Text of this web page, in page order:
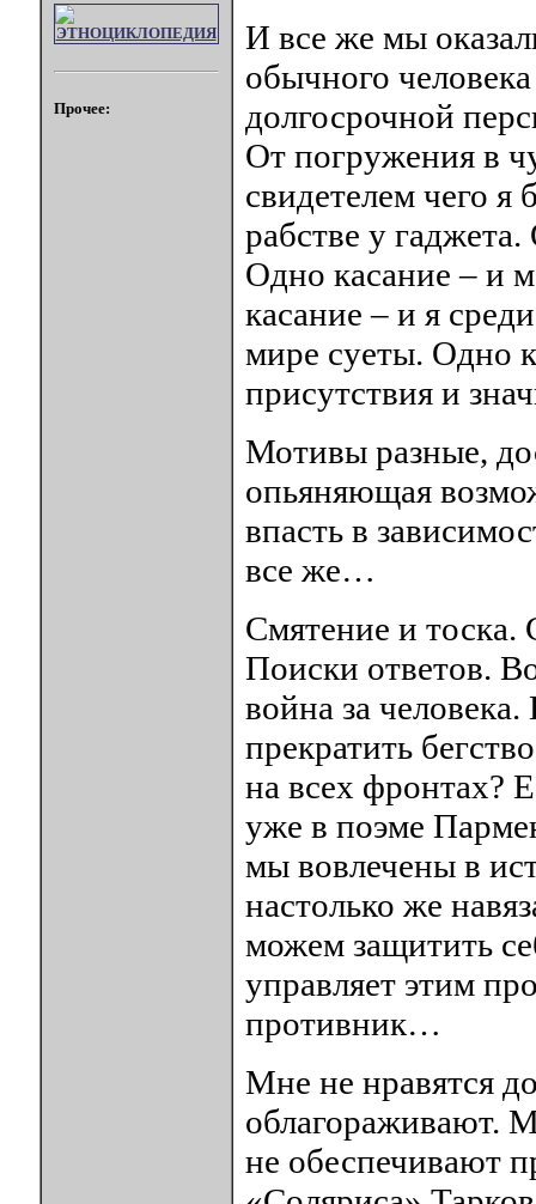
Прочее:
И все же мы
обычного
долгосрочной
От погружения в
свидетелем чего
рабстве у
Одно касание – и
касание – и я
мире суеты. Одно
присутствия и
Мотивы разные,
опьяняющая
впасть в
все же…
Смятение и
Поиски ответов.
война за
прекратить
на всех фронтах?
уже в поэме
мы вовлечены в
настолько же
можем защитить
управляет этим
противник…
Мне не нравятся
облагораживают.
не обеспечивают